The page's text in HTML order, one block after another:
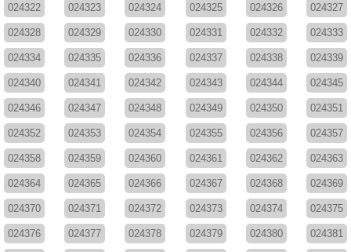
024322 024323 024324 024325 024326 024327
024328 024329 024330 024331 024332 024333
024334 024335 024336 024337 024338 024339
024340 024341 024342 024343 024344 024345
024346 024347 024348 024349 024350 024351
024352 024353 024354 024355 024356 024357
024358 024359 024360 024361 024362 024363
024364 024365 024366 024367 024368 024369
024370 024371 024372 024373 024374 024375
024376 024377 024378 024379 024380 024381